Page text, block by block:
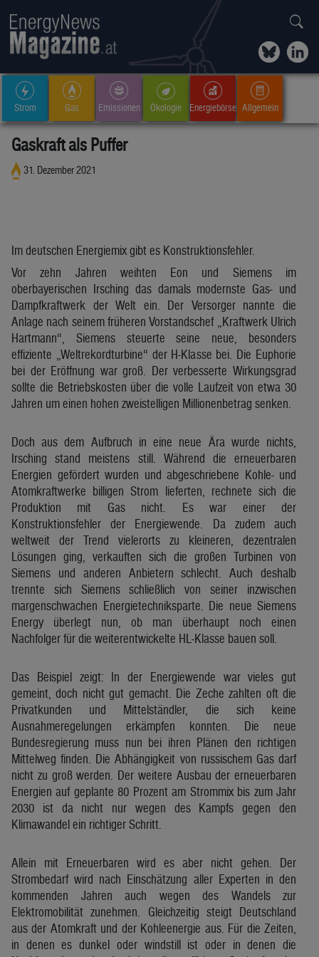
Strom Gas Emissionen Ökologie Energiebörse Allgemein
Gaskraft als Puffer
31. Dezember 2021
Im deutschen Energiemix gibt es Konstruktionsfehler.
Vor zehn Jahren weihten Eon und Siemens im
oberbayerischen Irsching das damals modernste Gas- und
Dampfkraftwerk der Welt ein. Der Versorger nannte die
Anlage nach seinem früheren Vorstandschef „Kraftwerk Ulrich
Hartmann“, Siemens steuerte seine neue, besonders
effiziente „Weltrekordturbine“ der H-Klasse bei. Die Euphorie
bei der Eröffnung war groß. Der verbesserte Wirkungsgrad
sollte die Betriebskosten über die volle Laufzeit von etwa 30
Jahren um einen hohen zweistelligen Millionenbetrag senken.
Doch aus dem Aufbruch in eine neue Ära wurde nichts,
Irsching stand meistens still. Während die erneuerbaren
Energien gefördert wurden und abgeschriebene Kohle- und
Atomkraftwerke billigen Strom lieferten, rechnete sich die
Produktion mit Gas nicht. Es war einer der
Konstruktionsfehler der Energiewende. Da zudem auch
weltweit der Trend vielerorts zu kleineren, dezentralen
Lösungen ging, verkauften sich die großen Turbinen von
Siemens und anderen Anbietern schlecht. Auch deshalb
trennte sich Siemens schließlich von seiner inzwischen
margenschwachen Energietechniksparte. Die neue Siemens
Energy überlegt nun, ob man überhaupt noch einen
Nachfolger für die weiterentwickelte HL-Klasse bauen soll.
Das Beispiel zeigt: In der Energiewende war vieles gut
gemeint, doch nicht gut gemacht. Die Zeche zahlten oft die
Privatkunden und Mittelständler, die sich keine
Ausnahmeregelungen erkämpfen konnten. Die neue
Bundesregierung muss nun bei ihren Plänen den richtigen
Mittelweg finden. Die Abhängigkeit von russischem Gas darf
nicht zu groß werden. Der weitere Ausbau der erneuerbaren
Energien auf geplante 80 Prozent am Strommix bis zum Jahr
2030 ist da nicht nur wegen des Kampfs gegen den
Klimawandel ein richtiger Schritt.
Allein mit Erneuerbaren wird es aber nicht gehen. Der
Strombedarf wird nach Einschätzung aller Experten in den
kommenden Jahren auch wegen des Wandels zur
Elektromobilität zunehmen. Gleichzeitig steigt Deutschland
aus der Atomkraft und der Kohleenergie aus. Für die Zeiten,
in denen es dunkel oder windstill ist oder in denen die